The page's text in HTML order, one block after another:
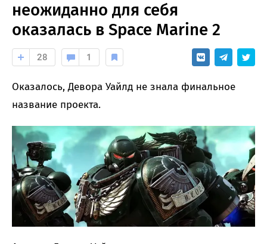
неожиданно для себя
оказалась в Space Marine 2
28 1
Оказалось, Девора Уайлд не знала финальное
название проекта.